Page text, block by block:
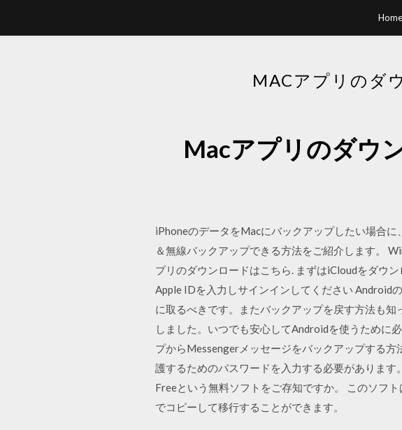
Home
MACアプリのダ
Macアプリのダウ
iPhoneのデータをMacにバックアップしたい場合
＆無線バックアップできる方法をご紹介します。
プリのダウンロードはこちら. まずはiCloudをダウ
Apple IDを入力しサインインしてください Android
に取るべきです。またバックアップを戻す方法も
しました。いつでも安心してAndroidを使うために
プからMessengerメッセージをバックアップする
護するためのパスワードを入力する必要がありま
Freeという無料ソフトをご存知ですか。 このソフ
でコピーして移行することができます。